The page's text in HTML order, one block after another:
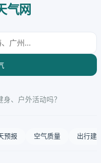
气网
、户外活动吗？
预报 空气质量 出行建